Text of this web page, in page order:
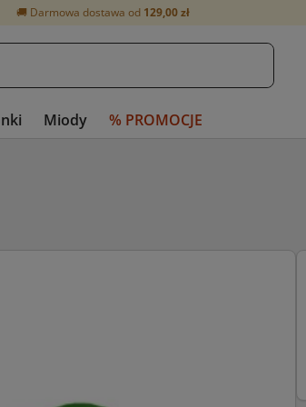
🚚 Darmowa dostawa od 129,00 zł
Miody % PROMOCJE